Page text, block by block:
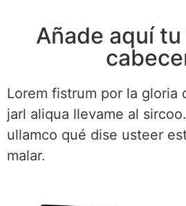
Añade aquí
Lorem fistrum por la gloria
jarl aliqua llevame al
ullamco qué dise usteer
malar.